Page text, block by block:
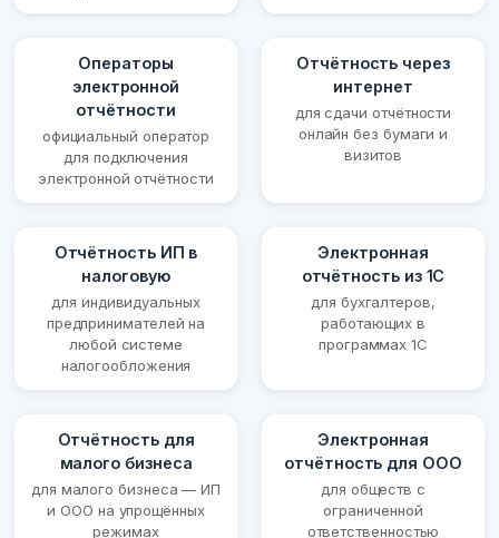
Операторы
электронной
отчётности
официальный оператор
для подключения
электронной отчётности
Отчётность через
интернет
для сдачи отчётности
онлайн без бумаги и
визитов
Отчётность ИП в
налоговую
для индивидуальных
предпринимателей на
любой системе
налогообложения
Электронная
отчётность из 1С
для бухгалтеров,
работающих в
программах 1С
Отчётность для
малого бизнеса
для малого бизнеса — ИП
и ООО на упрощённых
режимах
Электронная
отчётность для ООО
для обществ с
ограниченной
ответственностью